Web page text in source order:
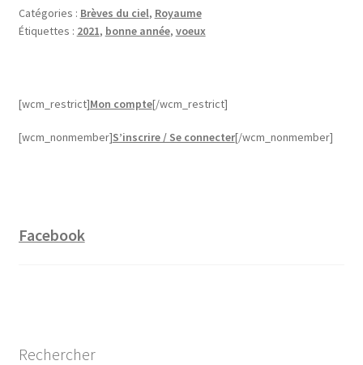
Catégories : Brèves du ciel, Royaume
Étiquettes : 2021, bonne année, voeux
[wcm_restrict]Mon compte[/wcm_restrict]
[wcm_nonmember]S’inscrire / Se connecter[/wcm_nonmember]
Facebook
Rechercher